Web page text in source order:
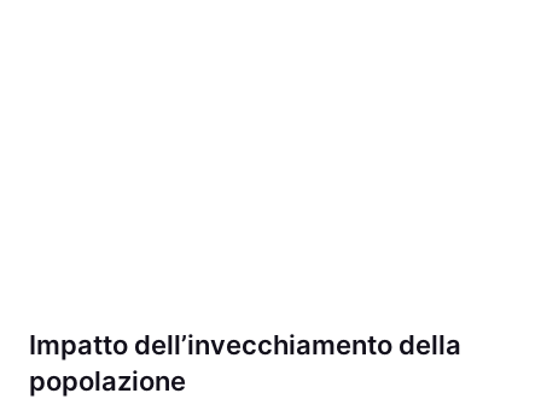
Impatto dell’invecchiamento della
popolazione